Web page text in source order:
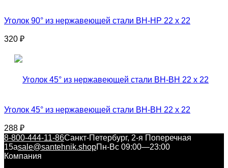
Уголок 90° из нержавеющей стали ВН-НР 22 x 22
320 ₽
Уголок 45° из нержавеющей стали ВН-ВН 22 x 22
288 ₽
8-800-444-11-86Санкт-Петербург, 2-я Поперечная
15аsale@santehnik.shopПн-Вс 09:00—23:00
Компания